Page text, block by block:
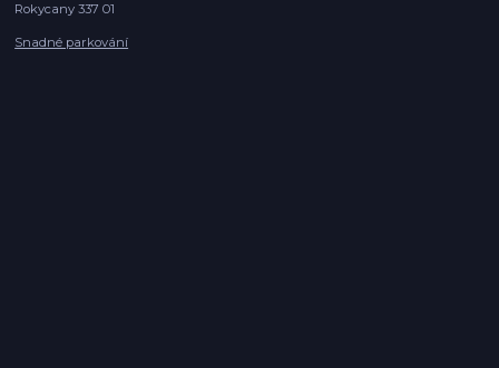
Rokycany 337 01
Snadné parkování